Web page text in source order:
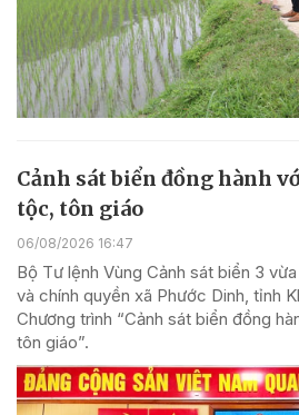
Cảnh sát biển đồng hành
tộc, tôn giáo
06/08/2026 16:47
Bộ Tư lệnh Vùng Cảnh sát biển 3
và chính quyền xã Phước Dinh, tỉnh
Chương trình “Cảnh sát biển đồng
tôn giáo”.